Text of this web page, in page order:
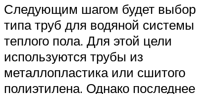
Следующим шагом будет выбор
типа труб для водяной системы
теплого пола. Для этой цели
используются трубы из
металлопластика или сшитого
полиэтилена. Однако последнее